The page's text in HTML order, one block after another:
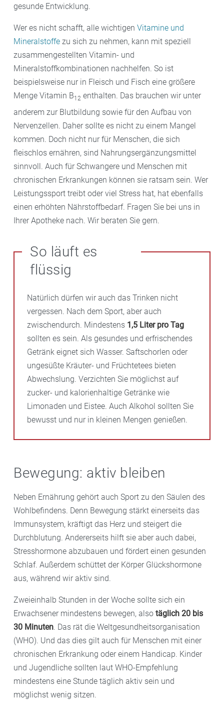
gesunde Entwicklung.
Wer es nicht schafft, alle wichtigen Vitamine und
Mineralstoffe zu sich zu nehmen, kann mit speziell
zusammengestellten Vitamin- und
Mineralstoffkombinationen nachhelfen. So ist
beispielsweise nur in Fleisch und Fisch eine größere
Menge Vitamin B12 enthalten. Das brauchen wir unter
anderem zur Blutbildung sowie für den Aufbau von
Nervenzellen. Daher sollte es nicht zu einem Mangel
kommen. Doch nicht nur für Menschen, die sich
fleischlos ernähren, sind Nahrungsergänzungsmittel
sinnvoll. Auch für Schwangere und Menschen mit
chronischen Erkrankungen können sie ratsam sein. Wer
Leistungssport treibt oder viel Stress hat, hat ebenfalls
einen erhöhten Nährstoffbedarf. Fragen Sie bei uns in
Ihrer Apotheke nach. Wir beraten Sie gern.
So läuft es
flüssig
Natürlich dürfen wir auch das Trinken nicht
vergessen. Nach dem Sport, aber auch
zwischendurch. Mindestens 1,5 Liter pro Tag
sollten es sein. Als gesundes und erfrischendes
Getränk eignet sich Wasser. Saftschorlen oder
ungesüßte Kräuter- und Früchtetees bieten
Abwechslung. Verzichten Sie möglichst auf
zucker- und kalorienhaltige Getränke wie
Limonaden und Eistee. Auch Alkohol sollten Sie
bewusst und nur in kleinen Mengen genießen.
Bewegung: aktiv bleiben
Neben Ernährung gehört auch Sport zu den Säulen des
Wohlbefindens. Denn Bewegung stärkt einerseits das
Immunsystem, kräftigt das Herz und steigert die
Durchblutung. Andererseits hilft sie aber auch dabei,
Stresshormone abzubauen und fördert einen gesunden
Schlaf. Außerdem schüttet der Körper Glückshormone
aus, während wir aktiv sind.
Zweieinhalb Stunden in der Woche sollte sich ein
Erwachsener mindestens bewegen, also täglich 20 bis
30 Minuten. Das rät die Weltgesundheitsorganisation
(WHO). Und das dies gilt auch für Menschen mit einer
chronischen Erkrankung oder einem Handicap. Kinder
und Jugendliche sollten laut WHO-Empfehlung
mindestens eine Stunde täglich aktiv sein und
möglichst wenig sitzen.